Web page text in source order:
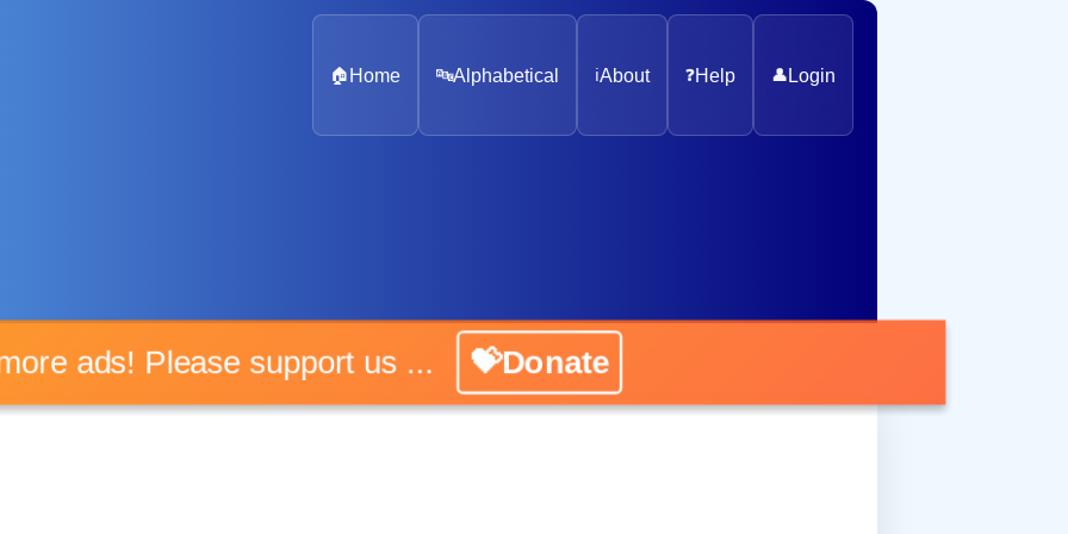
🏠 Home 🔤Alphabetical ℹ️About ❓Help 👤 Login
ads! Please support us ... 💝Donate